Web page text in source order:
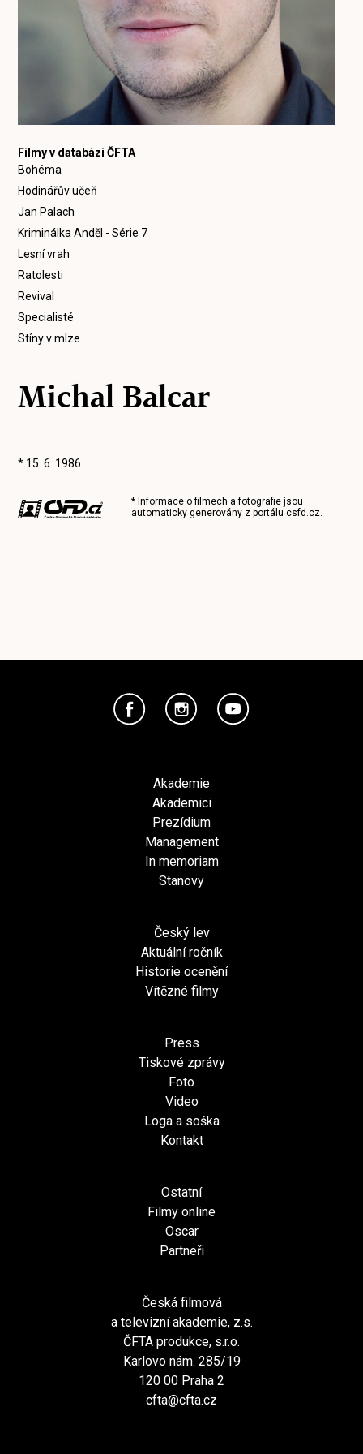
Filmy v databázi ČFTA
Bohéma
Hodinářův učeň
Jan Palach
Kriminálka Anděl - Série 7
Lesní vrah
Ratolesti
Revival
Specialisté
Stíny v mlze
Michal Balcar
* 15. 6. 1986
* Informace o filmech a fotografie jsou
automaticky generovány z portálucsfd.cz.
Akademie
Akademici
Prezídium
Management
In memoriam
Stanovy
Český lev
Aktuální ročník
Historie ocenění
Vítězné filmy
Press
Tiskové zprávy
Foto
Video
Loga a soška
Kontakt
Ostatní
Filmy online
Oscar
Partneři
Česká filmová
a televizní akademie, z.s.
ČFTA produkce, s.r.o.
Karlovo nám. 285/19
120 00 Praha 2
cfta@cfta.cz